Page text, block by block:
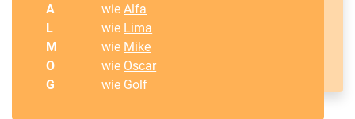
A wieAlfa
L
wie Lima
M
wie Mike
O
wie Oscar
G
wie Golf